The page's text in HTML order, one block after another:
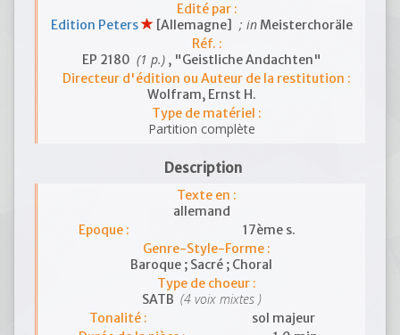
Edité par :
Edition Peters
[Allemagne] ; inMeisterchoräle
Réf. :
EP 2180 (1 p.), "Geistliche Andachten"
Directeur d'édition ou Auteur de la restitution :
Wolfram, Ernst H.
Type de matériel :
Partition complète
Description
Texte en :
allemand
Epoque :
17ème s.
Genre-Style-Forme :
Baroque ; Sacré ; Choral
Type de choeur :
SATB (4 voix mixtes )
Tonalité :
sol majeur